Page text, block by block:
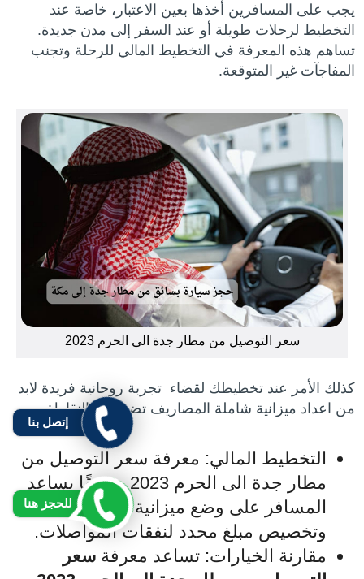
يجب على المسافرين أخذها بعين الاعتبار، خاصة عند
التخطيط لرحلات طويلة أو عند السفر إلى مدن جديدة.
تساهم هذه المعرفة في التخطيط المالي للرحلة وتجنب
المفاجآت غير المتوقعة.
سعر التوصيل من مطار جدة الى الحرم 2023
كذلك الأمر عند تخطيطك لقضاء تجربة روحانية فريدة لابد
من اعداد ميزانية شاملة المصاريف تضم أهم النقاط:
التخطيط المالي: معرفة سعر التوصيل من
مطار جدة الى الحرم 2023 مسبقًا يساعد
المسافر على وضع ميزانية دقيقة للرحلة،
وتخصيص مبلغ محدد لنفقات المواصلات.
مقارنة الخيارات: تساعد معرفةسعر
إتصل بنا
للحجز هنا